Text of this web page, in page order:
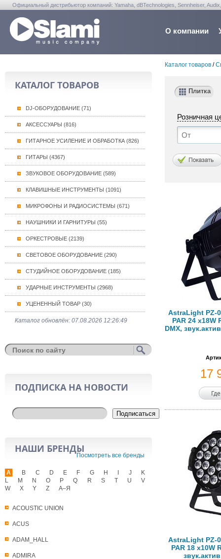
Официальный дистрибьютор компаний: Yamaha, dBTechnologies, Sennheiser,
О компании
КАТАЛОГ ТОВАРОВ
DJ-ОБОРУДОВАНИЕ (71)
АКСЕССУАРЫ (816)
ГИТАРНОЕ УСИЛЕНИЕ И ОБРАБОТКА (826)
ГИТАРЫ (4367)
ЗВУКОВОЕ ОБОРУДОВАНИЕ (589)
КЛАВИШНЫЕ ИНСТРУМЕНТЫ (1091)
МИКРОФОНЫ И РАДИОСИСТЕМЫ (671)
НАУШНИКИ И ГАРНИТУРЫ (55)
ОРКЕСТРОВЫЕ (2139)
СВЕТОВОЕ ОБОРУДОВАНИЕ (290)
СТУДИЙНОЕ ОБОРУДОВАНИЕ (185)
УДАРНЫЕ ИНСТРУМЕНТЫ (2968)
УЦЕНЕННЫЙ ТОВАР (30)
Каталог обновлён: 07.08.2026 12:26:49
ПОДПИСКА НА НОВОСТИ
Подписаться
НАШИ БРЕНДЫ
Посмотреть все бренды
A
ACOUSTIC UNION
ACUS
ADAM_HALL
ADMIRA
B C D E F G H J
K
L
M N O P Q R S T U
V
W
X Y Z А–Я
Каталог товаров/
Плитка
Розничная
AstraLight PZ-
PAR 24 х18W
DMX,
17
AstraLight PZ-
PAR 18 х10W